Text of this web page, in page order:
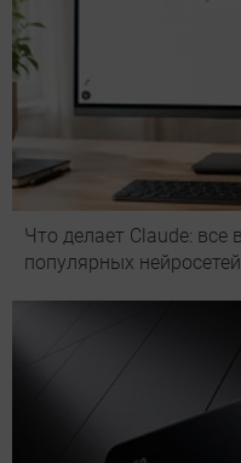
Что делает Сlaude:
популярных нейросетей